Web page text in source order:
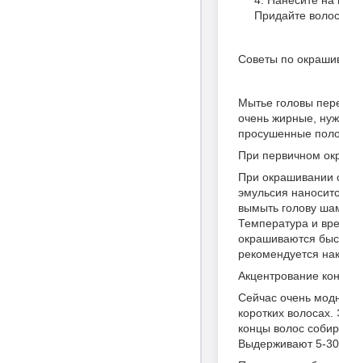
Придайте
Советы по
Мытье головы
очень жирные,
просушенные
При первичном
При окрашивании
эмульсия
вымыть голову
Температура и
окрашиваются
рекомендуется
Акцентрование
Сейчас очень
коротких
концы волос
Выдерживают 5-